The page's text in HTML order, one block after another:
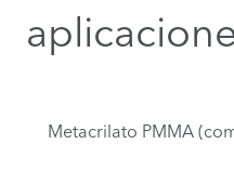
Metacrilato PMMA